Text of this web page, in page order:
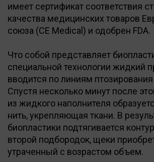
имеет сертификат соответствия
качества медицинских товаров
союза (CE Medical) и одобрен FDA.
Что собой представляет
специальной технологии жидкий
вводится по линиям
Спустя несколько минут после
из жидкого наполнителя
нить, укрепляющая ткани. В
биопластики подтягивается
второй подбородок, щеки
утраченный с возрастом объем.